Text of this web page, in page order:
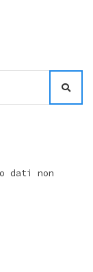
dati non